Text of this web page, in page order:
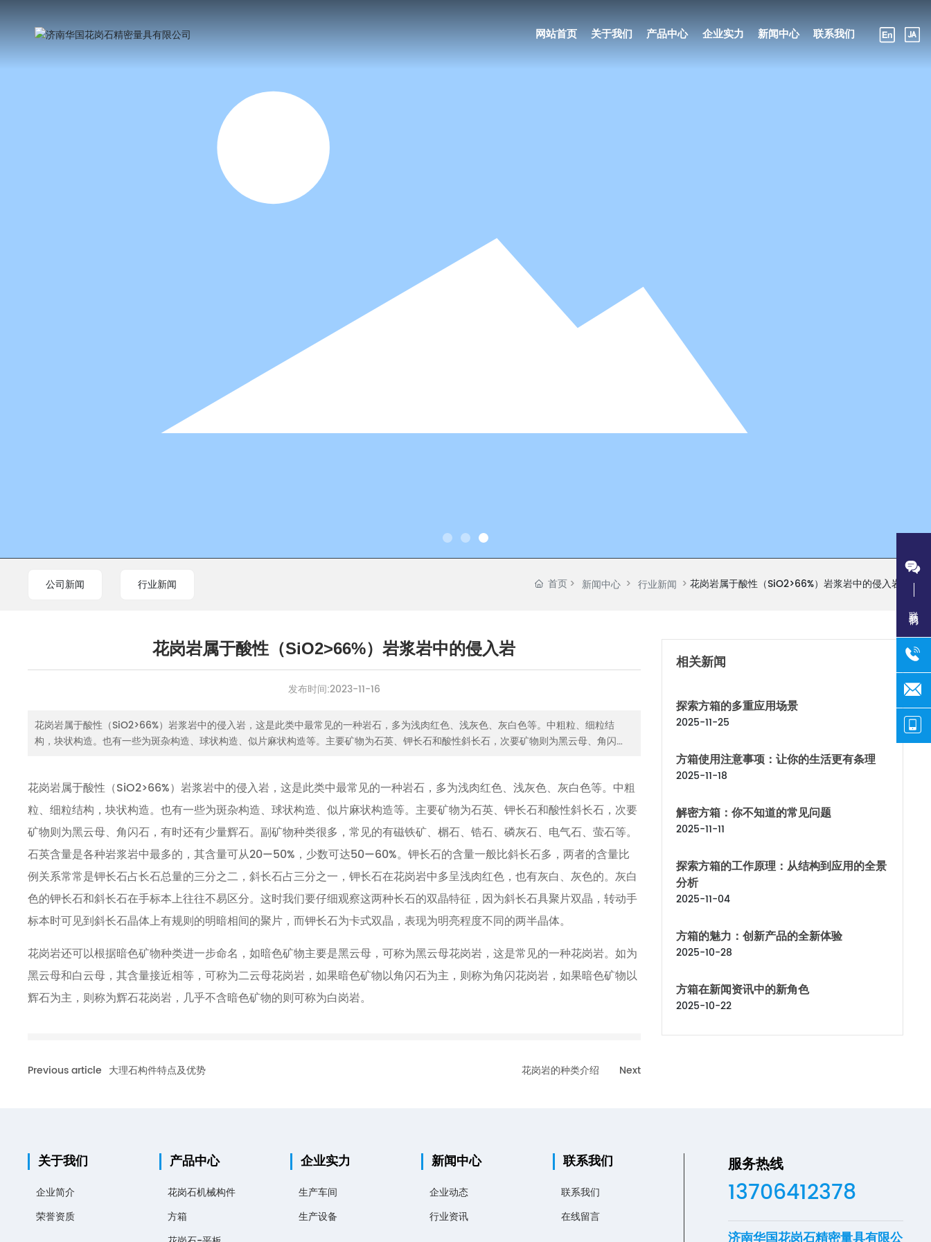
网站首页 关于我们 产品中心 企业实力 新闻中心 联系我们
公司新闻 行业新闻 首页 新闻中心 行业新闻 花岗岩属于酸性（SiO2>66%）岩浆岩中的侵入岩
花岗岩属于酸性（SiO2>66%）岩浆岩中的侵入岩
发布时间:2023-11-16
花岗岩属于酸性（SiO2>66%）岩浆岩中的侵入岩，这是此类中最常见的一种岩石，多为浅肉红色、浅灰色、灰白色等。中粗粒、细粒结
构，块状构造。也有一些为斑杂构造、球状构造、似片麻状构造等。主要矿物为石英、钾长石和酸性斜长石，次要矿物则为黑云母、角闪
花岗岩属于酸性（SiO2>66%）岩浆岩中的侵入岩，这是此类中最常见的一种岩石，多为浅肉红色、浅灰色、灰白色等。中粗
粒、细粒结构，块状构造。也有一些为斑杂构造、球状构造、似片麻状构造等。主要矿物为石英、钾长石和酸性斜长石，次要
矿物则为黑云母、角闪石，有时还有少量辉石。副矿物种类很多，常见的有磁铁矿、榍石、锆石、磷灰石、电气石、萤石等。
石英含量是各种岩浆岩中最多的，其含量可从20—50%，少数可达50—60%。钾长石的含量一般比斜长石多，两者的含量比
例关系常常是钾长石占长石总量的三分之二，斜长石占三分之一，钾长石在花岗岩中多呈浅肉红色，也有灰白、灰色的。灰白
色的钾长石和斜长石在手标本上往往不易区分。这时我们要仔细观察这两种长石的双晶特征，因为斜长石具聚片双晶，转动手
标本时可见到斜长石晶体上有规则的明暗相间的聚片，而钾长石为卡式双晶，表现为明亮程度不同的两半晶体。
花岗岩还可以根据暗色矿物种类进一步命名，如暗色矿物主要是黑云母，可称为黑云母花岗岩，这是常见的一种花岗岩。如为
黑云母和白云母，其含量接近相等，可称为二云母花岗岩，如果暗色矿物以角闪石为主，则称为角闪花岗岩，如果暗色矿物以
辉石为主，则称为辉石花岗岩，几乎不含暗色矿物的则可称为白岗岩。
Previous article 大理石构件特点及优势 花岗岩的种类介绍 Next
相关新闻
探索方箱的多重应用场景
2025-11-25
方箱使用注意事项：让你的生活更有条理
2025-11-18
解密方箱：你不知道的常见问题
2025-11-11
探索方箱的工作原理：从结构到应用的全景
分析
2025-11-04
方箱的魅力：创新产品的全新体验
2025-10-28
方箱在新闻资讯中的新角色
2025-10-22
关于我们
企业简介
荣誉资质
产品中心
花岗石机械构件
方箱
企业实力
生产车间
生产设备
新闻中心
企业动态
行业资讯
联系我们
联系我们
在线留言
服务热线
13706412378